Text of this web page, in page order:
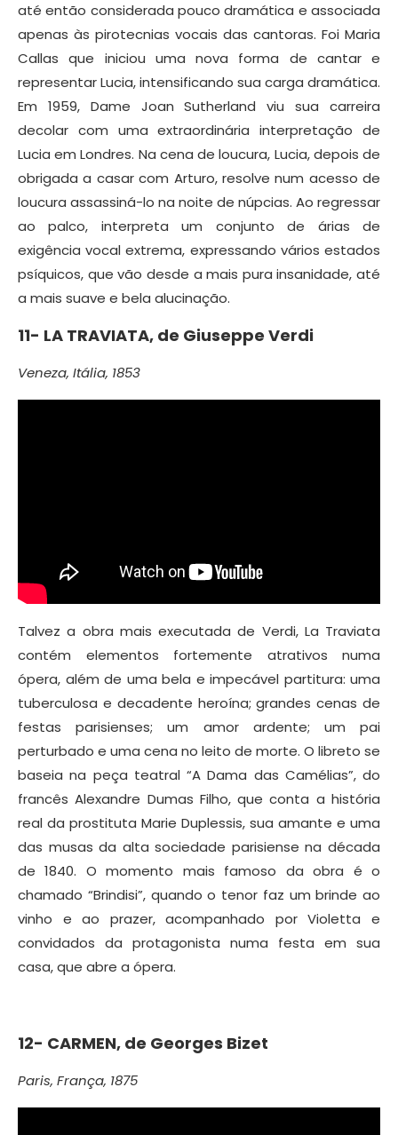
até então considerada pouco dramática e associada
apenas às pirotecnias vocais das cantoras. Foi Maria
Callas que iniciou uma nova forma de cantar e
representar Lucia, intensificando sua carga dramática.
Em 1959, Dame Joan Sutherland viu sua carreira
decolar com uma extraordinária interpretação de
Lucia em Londres. Na cena de loucura, Lucia, depois de
obrigada a casar com Arturo, resolve num acesso de
loucura assassiná-lo na noite de núpcias. Ao regressar
ao palco, interpreta um conjunto de árias de
exigência vocal extrema, expressando vários estados
psíquicos, que vão desde a mais pura insanidade, até
a mais suave e bela alucinação.
11- LA TRAVIATA, de Giuseppe Verdi
Veneza, Itália, 1853
Talvez a obra mais executada de Verdi, La Traviata
contém elementos fortemente atrativos numa
ópera, além de uma bela e impecável partitura: uma
tuberculosa e decadente heroína; grandes cenas de
festas parisienses; um amor ardente; um pai
perturbado e uma cena no leito de morte. O libreto se
baseia na peça teatral “A Dama das Camélias”, do
francês Alexandre Dumas Filho, que conta a história
real da prostituta Marie Duplessis, sua amante e uma
das musas da alta sociedade parisiense na década
de 1840. O momento mais famoso da obra é o
chamado “Brindisi”, quando o tenor faz um brinde ao
vinho e ao prazer, acompanhado por Violetta e
convidados da protagonista numa festa em sua
casa, que abre a ópera.
12- CARMEN, de Georges Bizet
Paris, França, 1875